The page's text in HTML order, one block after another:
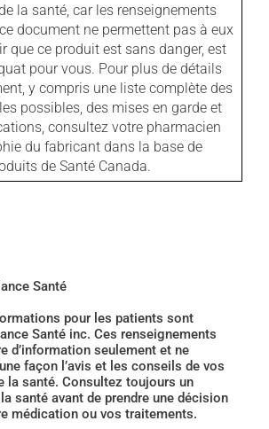
la santé, car les renseignements
document ne permettent pas à eux
que ce produit est sans danger, est
pour vous. Pour plus de détails
y compris une liste complète des
possibles, des mises en garde et
consultez votre pharmacien
du fabricant dans la base de
de Santé Canada.
Santé
pour les patients sont
Santé inc. Ces renseignements
d’information seulement et ne
façon l’avis et les conseils de vos
la santé. Consultez toujours un
santé avant de prendre une décision
médication ou vos traitements.